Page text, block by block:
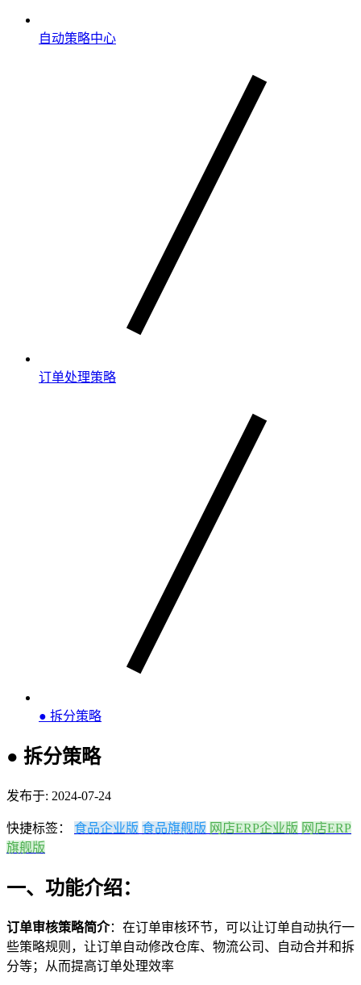
自动策略中心
订单处理策略
● 拆分策略
● 拆分策略
发布于: 2024-07-24
快捷标签： 食品企业版 食品旗舰版 网店ERP企业版 网店ERP
旗舰版
一、功能介绍：
订单审核策略简介：在订单审核环节，可以让订单自动执行一
些策略规则，让订单自动修改仓库、物流公司、自动合并和拆
分等；从而提高订单处理效率